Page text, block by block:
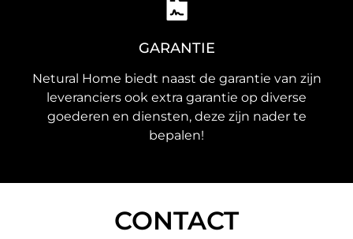
GARANTIE
Netural Home biedt naast de garantie van zijn
leveranciers ook extra garantie op diverse
goederen en diensten, deze zijn nader te
bepalen!
CONTACT